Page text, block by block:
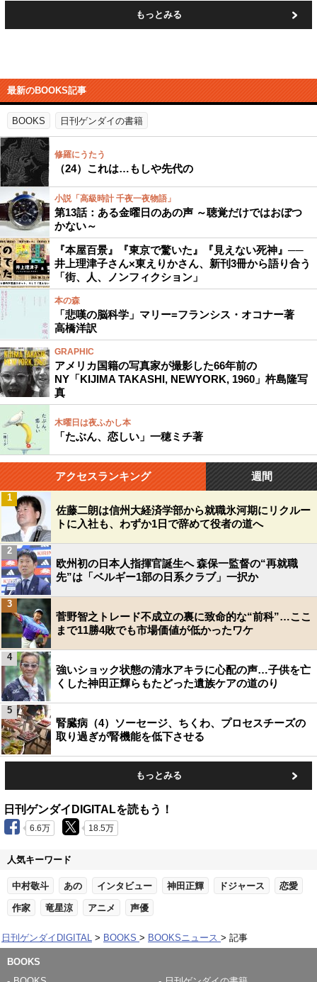
もっとみる
最新のBOOKS記事
BOOKS 日刊ゲンダイの書籍
修羅にうたう
（24）これは…もしや先代の
小説「高級時計 千夜一夜物語」
第13話：ある金曜日のあの声 ～聴覚だけではおぼつ
かない～
『本屋百景』『東京で驚いた』『見えない死神』──
井上理津子さん×東えりかさん、新刊3冊から語り合う
「街、人、ノンフィクション」
本の森
「悲嘆の脳科学」マリー=フランシス・オコナー著
高橋洋訳
GRAPHIC
アメリカ国籍の写真家が撮影した66年前の
NY「KIJIMA TAKASHI, NEWYORK, 1960」杵島隆写
真
木曜日は夜ふかし本
「たぶん、恋しい」一穂ミチ著
アクセスランキング 週間
佐藤二朗は信州大経済学部から就職氷河期にリクルー
トに入社も、わずか1日で辞めて役者の道へ
1
欧州初の日本人指揮官誕生へ 森保一監督の“再就職
先”は「ベルギー1部の日系クラブ」一択か
2
菅野智之トレード不成立の裏に致命的な“前科”…ここ
まで11勝4敗でも市場価値が低かったワケ
3
強いショック状態の清水アキラに心配の声…子供を亡
くした神田正輝らもたどった遺族ケアの道のり
4
腎臓病（4）ソーセージ、ちくわ、プロセスチーズの
取り過ぎが腎機能を低下させる
5
もっとみる
日刊ゲンダイDIGITALを読もう！
6.6万 18.5万
人気キーワード
中村敬斗 あの インタビュー 神田正輝 ドジャース 恋愛
作家 竜星涼 アニメ 声優
日刊ゲンダイDIGITAL BOOKS BOOKSニュース 記事
BOOKS